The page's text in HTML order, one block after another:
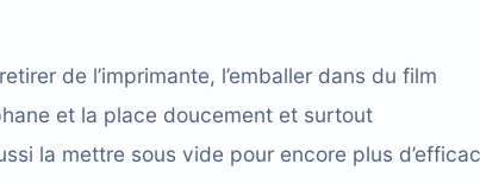
de l’imprimante, l’emballer dans du film
et la place doucement et surtout
la mettre sous vide pour encore plus